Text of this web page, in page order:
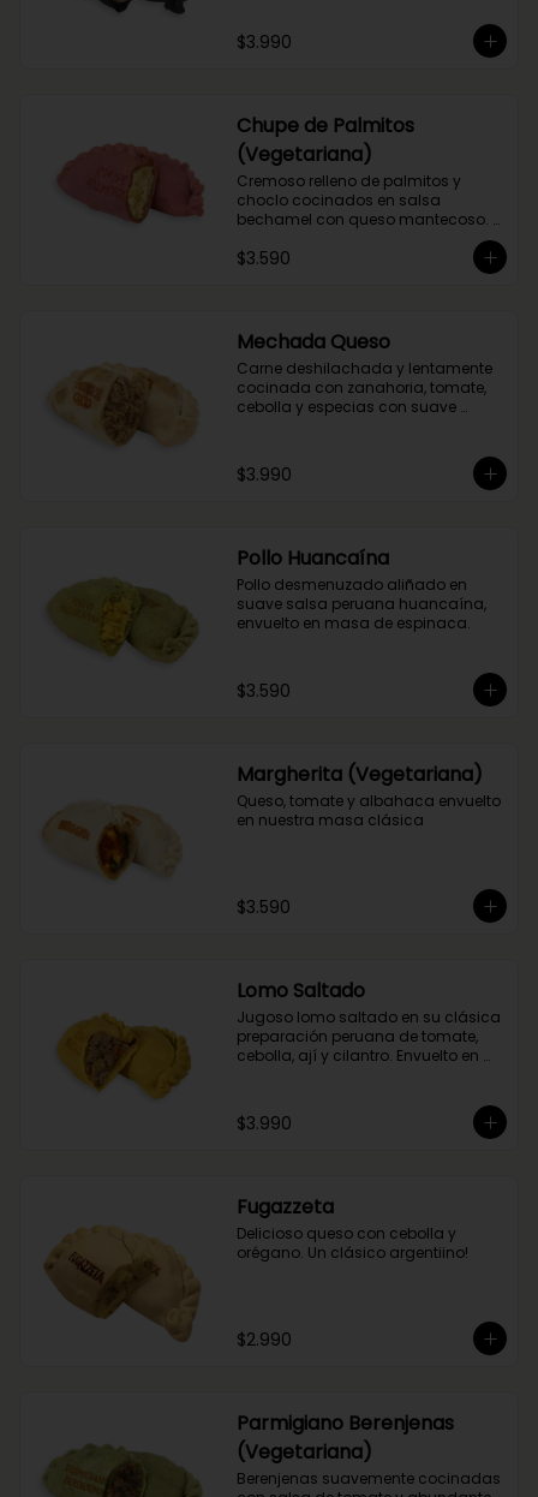
$3.990
Chupe de Palmitos
(Vegetariana)
Cremoso relleno de palmitos y
choclo cocinados en salsa
bechamel con queso mantecoso.
$3.590
Mechada Queso
Carne deshilachada y lentamente
cocinada con zanahoria, tomate,
cebolla y especias con suave
$3.990
Pollo Huancaína
Pollo desmenuzado aliñado en
suave salsa peruana huancaína,
envuelto en masa de espinaca.
$3.590
Margherita (Vegetariana)
Queso, tomate y albahaca envuelto
en nuestra masa clásica
$3.590
Lomo Saltado
Jugoso lomo saltado en su clásica
preparación peruana de tomate,
cebolla, ají y cilantro. Envuelto en
$3.990
Fugazzeta
Delicioso queso con cebolla y
orégano. Un clásico argentiino!
$2.990
Parmigiano Berenjenas
(Vegetariana)
Berenjenas suavemente cocinadas